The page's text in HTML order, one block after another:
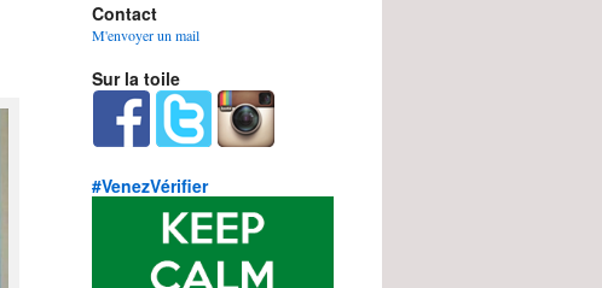
Contact
M'envoyer un mail
Sur la toile
#VenezVérifier